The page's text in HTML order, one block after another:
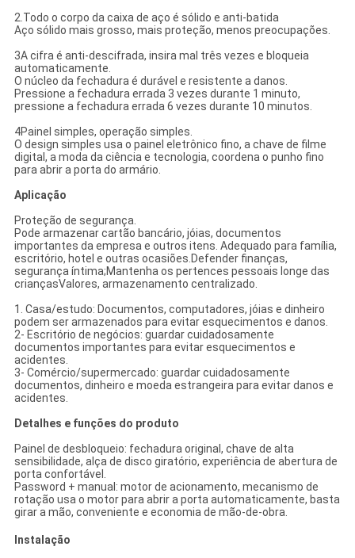
2.Todo o corpo da caixa de aço é sólido e anti-batida
Aço sólido mais grosso, mais proteção, menos preocupações.
3A cifra é anti-descifrada, insira mal três vezes e bloqueia
automaticamente.
O núcleo da fechadura é durável e resistente a danos.
Pressione a fechadura errada 3 vezes durante 1 minuto,
pressione a fechadura errada 6 vezes durante 10 minutos.
4Painel simples, operação simples.
O design simples usa o painel eletrônico fino, a chave de filme
digital, a moda da ciência e tecnologia, coordena o punho fino
para abrir a porta do armário.
Aplicação
Proteção de segurança.
Pode armazenar cartão bancário, jóias, documentos
importantes da empresa e outros itens. Adequado para família,
escritório, hotel e outras ocasiões.Defender finanças,
segurança íntima;Mantenha os pertences pessoais longe das
criançasValores, armazenamento centralizado.
1. Casa/estudo: Documentos, computadores, jóias e dinheiro
podem ser armazenados para evitar esquecimentos e danos.
2- Escritório de negócios: guardar cuidadosamente
documentos importantes para evitar esquecimentos e
acidentes.
3- Comércio/supermercado: guardar cuidadosamente
documentos, dinheiro e moeda estrangeira para evitar danos e
acidentes.
Detalhes e funções do produto
Painel de desbloqueio: fechadura original, chave de alta
sensibilidade, alça de disco giratório, experiência de abertura de
porta confortável.
Password + manual: motor de acionamento, mecanismo de
rotação usa o motor para abrir a porta automaticamente, basta
girar a mão, conveniente e economia de mão-de-obra.
Instalação